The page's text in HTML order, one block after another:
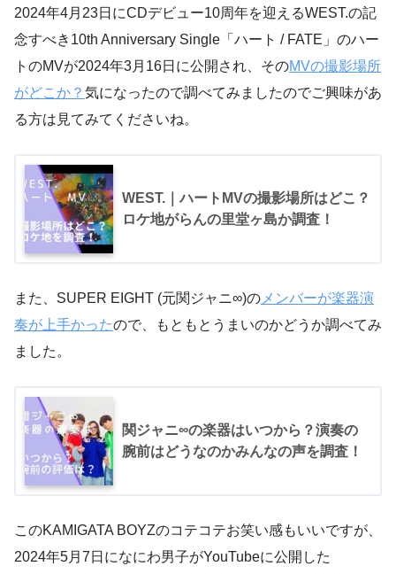
2024年4月23日にCDデビュー10周年を迎えるWEST.の記
念すべき10th Anniversary Single「ハート / FATE」のハー
トのMVが2024年3月16日に公開され、そのMVの撮影場所
がどこか？ 気になったので調べてみましたのでご興味があ
る方は見てみてくださいね。
WEST.｜ハートMVの撮影場所はどこ？
ロケ地がらんの里堂ヶ島か調査！
また、SUPER EIGHT (元関ジャニ∞)の メンバーが楽器演
奏が上手かったので、もともとうまいのかどうか調べてみ
ました。
関ジャニ∞の楽器はいつから？演奏の
腕前はどうなのかみんなの声を調査！
このKAMIGATA BOYZのコテコテお笑い感もいいですが、
2024年5月7日になにわ男子がYouTubeに公開した